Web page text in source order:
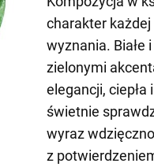
charakter
wyznania. Białe
zielonymi
elegancji,
świetnie
wyraz
z